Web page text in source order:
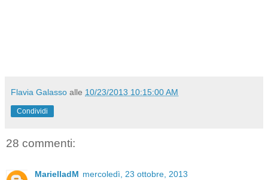
Flavia Galasso alle 10/23/2013 10:15:00 AM
Condividi
28 commenti:
MarielladM mercoledì, 23 ottobre, 2013